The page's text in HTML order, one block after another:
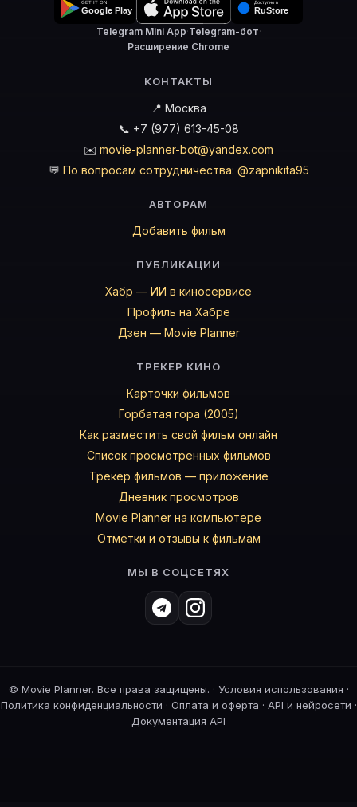
Telegram Mini App·Telegram-бот·
Расширение Chrome
КОНТАКТЫ
📍 Москва
📞 +7 (977) 613-45-08
✉️ movie-planner-bot@yandex.com
💬 По вопросам сотрудничества: @zapnikita95
АВТОРАМ
Добавить фильм
ПУБЛИКАЦИИ
Хабр — ИИ в киносервисе
Профиль на Хабре
Дзен — Movie Planner
ТРЕКЕР КИНО
Карточки фильмов
Горбатая гора (2005)
Как разместить свой фильм онлайн
Список просмотренных фильмов
Трекер фильмов — приложение
Дневник просмотров
Movie Planner на компьютере
Отметки и отзывы к фильмам
МЫ В СОЦСЕТЯХ
© Movie Planner. Все права защищены. · Условия использования ·
Политика конфиденциальности · Оплата и оферта · API и нейросети ·
Документация API